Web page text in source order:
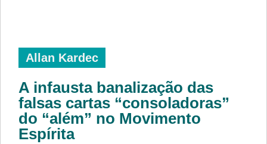
Allan Kardec
A infausta banalização das
falsas cartas “consoladoras”
do “além” no Movimento
Espírita